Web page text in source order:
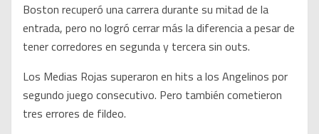
Boston recuperó una carrera durante su mitad de la
entrada, pero no logró cerrar más la diferencia a pesar de
tener corredores en segunda y tercera sin outs.
Los Medias Rojas superaron en hits a los Angelinos por
segundo juego consecutivo. Pero también cometieron
tres errores de fildeo.